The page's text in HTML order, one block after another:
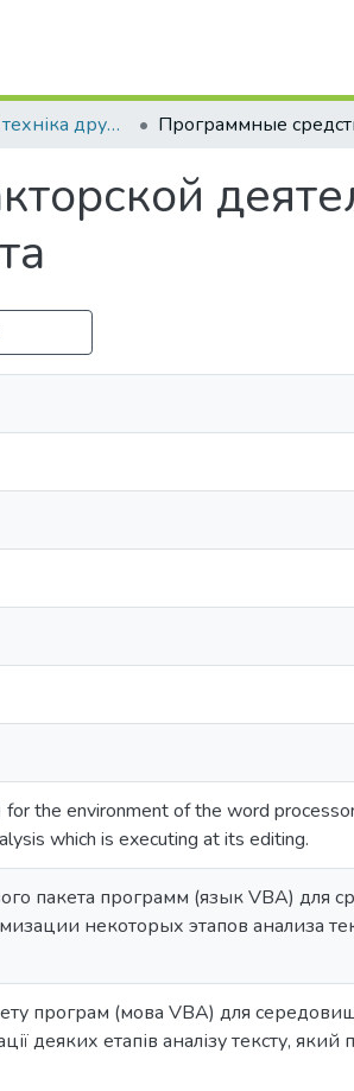
Технологія і техніка друкарства: збірник наукових праць, Вип. 3(29)
the environment of the word
which is executing at its editing.
пакета программ (язык VBA) для
некоторых этапов анализа
програм (мова VBA) для
деяких етапів аналізу тексту, який